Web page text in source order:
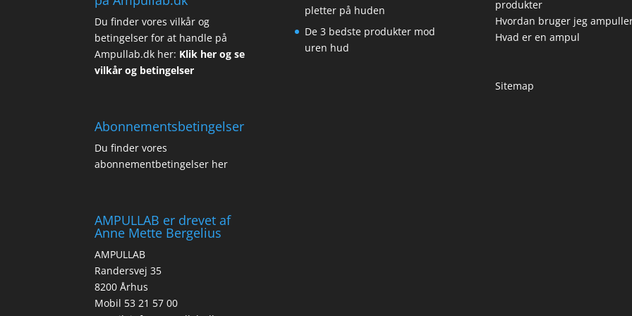
Du finder vores vilkår og
betingelser for at handle på
Ampullab.dk her: Klik her og se
vilkår og betingelser
Abonnementsbetingelser
Du finder vores
abonnementbetingelser her
AMPULLAB er drevet af
Anne Mette Bergelius
AMPULLAB
Randersvej 35
8200 Århus
Mobil 53 21 57 00
pletter på huden
De 3 bedste produkter mod
uren hud
produkter
Hvordan bruger jeg
Hvad er en ampul
Sitemap